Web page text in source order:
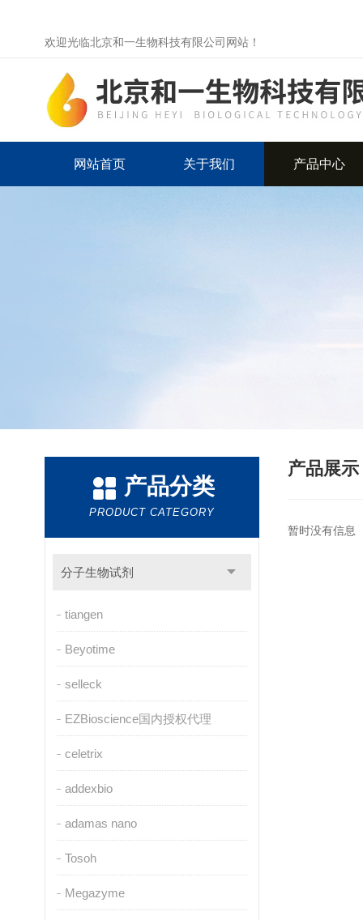
欢迎光临北京和一生物科技有限公司网站！
网站首页 关于我们 产品中心
产品分类
PRODUCT CATEGORY
分子生物试剂
tiangen
Beyotime
selleck
EZBioscience国内授权代理
celetrix
addexbio
adamas nano
Tosoh
Megazyme
产品展示
暂时没有信息